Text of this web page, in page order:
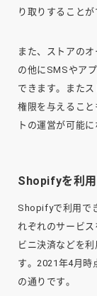
り取りすることが
また、ストアの
の他にSMSやア
できます。また
権限を与えること
トの運営が可能に
Shopifyを利
Shopifyで利用で
れぞれのサービ
ビニ決済などを
す。2021年4月時
の通りです。